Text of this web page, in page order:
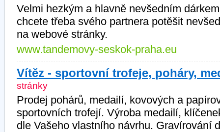
Velmi hezkým a hlavně nevšedním
chcete třeba svého partnera potěšit
na webové stránky.
www.tandemovy-seskok-praha.eu
Vítěz - sportovní trofeje, poháry,
stránky
Prodej pohárů, medailí, kovových a
sportovních trofejí. Výroba medailí,
dle Vašeho vlastního návrhu. Gravírování